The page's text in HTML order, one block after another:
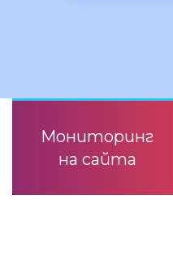
Мониторинг
на сайта